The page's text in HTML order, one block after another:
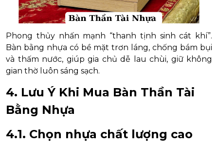
Phong thủy nhấn mạnh “thanh tịnh sinh cát khí”.
Bàn bằng nhựa có bề mặt trơn láng, chống bám bụi
và thấm nước, giúp gia chủ dễ lau chùi, giữ không
gian thờ luôn sáng sạch.
4. Lưu Ý Khi Mua Bàn Thần Tài
Bằng Nhựa
4.1. Chọn nhựa chất lượng cao